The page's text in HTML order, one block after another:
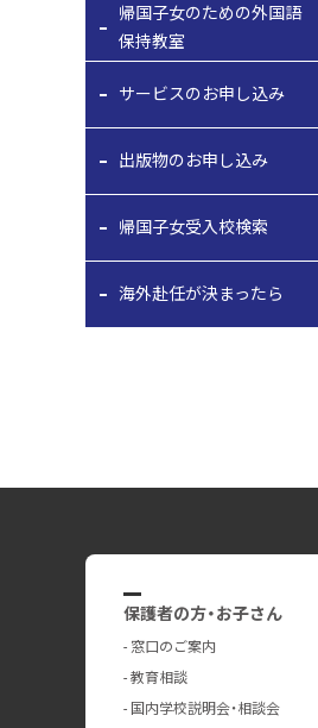
帰国子女のための外国語
保持教室
サービスのお申し込み
出版物のお申し込み
帰国子女受入校検索
海外赴任が決まったら
保護者の方・お子さん
窓口のご案内
教育相談
国内学校説明会・相談会